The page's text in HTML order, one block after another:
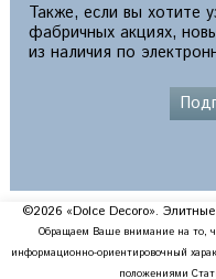
Также, если вы хотите
фабричных акциях,
из наличия по
©2026 «Dolce Decoro».
Обращаем Ваше внимание на то,
информационно-ориентировочный
положениями